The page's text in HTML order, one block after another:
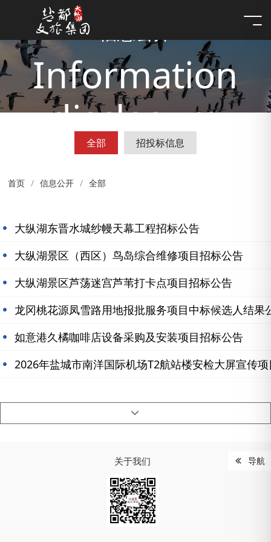
Information
disclosure
全部 招投标信息
首页 信息公开 全部
大纵湖东晋水城纱幔天幕工程招标公告
大纵湖景区（西区）鸟岛综合维修项目招标公告
大纵湖景区芦荡迷宫芦苇打卡点项目招标公告
龙冈桃花源凤雪路用地报批服务项目中标候选人结果
如意港久橘咖啡店设备采购及安装项目招标公告
2026年盐城市南洋国际机场T2航站楼安检大屏宣传
导航
关于我们